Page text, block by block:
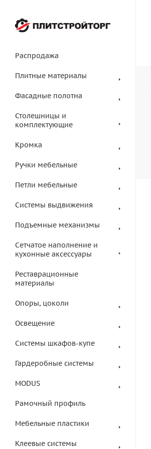
Распродажа
Плитные материалы
Фасадные полотна
Столешницы и
комплектующие
Кромка
Ручки мебельные
Петли мебельные
Системы выдвижения
Подъемные механизмы
Сетчатое наполнение и
кухонные аксессуары
Реставрационные
материалы
Опоры, цоколи
Освещение
Системы шкафов-купе
Гардеробные системы
MODUS
Рамочный профиль
Мебельные пластики
Клеевые системы